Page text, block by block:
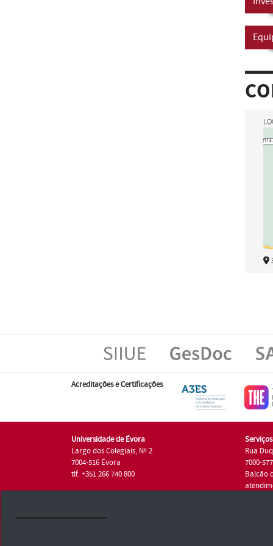
Acreditações e Certificações
Universidade de Évora
Largo dos Colegiais, Nº 2
7004-516 Évora
tlf: +351 266 740 800
Rua
7000-
Balcão